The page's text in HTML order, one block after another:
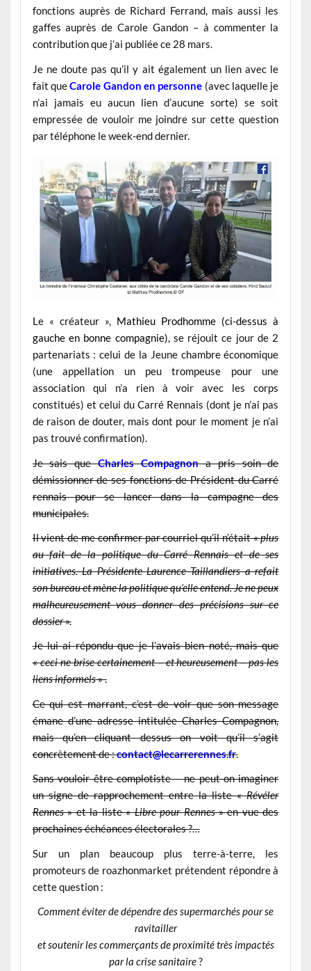
fonctions auprès de Richard Ferrand, mais aussi les
gaffes auprès de Carole Gandon – à commenter la
contribution que j’ai publiée ce 28 mars.
Je ne doute pas qu’il y ait également un lien avec le
fait queCarole Gandon en personne (avec laquelle je
n’ai jamais eu aucun lien d’aucune sorte) se soit
empressée de vouloir me joindre sur cette question
par téléphone le week-end dernier.
Le « créateur »,Mathieu Prodhomme (ci-dessus à
gauche en bonne compagnie), se réjouit ce jour de 2
partenariats : celui de la Jeune chambre économique
(une appellation un peu trompeuse pour une
association qui n’a rien à voir avec les corps
constitués) et celui du Carré Rennais (dont je n’ai pas
de raison de douter, mais dont pour le moment je n’ai
pas trouvé confirmation).
Je sais queCharles Compagnona pris soin de
démissionner de ses fonctions de Président du Carré
rennais pour se lancer dans la campagne des
municipales.
Il vient de me confirmer par courriel qu’il n’était «plus
au fait de la politique du Carré Rennais et de ses
initiatives. La Présidente Laurence Taillandiers a refait
son bureau et mène la politique qu’elle entend. Je ne peux
malheureusement vous donner des précisions sur ce
dossier».
Je lui ai répondu que je l’avais bien noté, mais que
«ceci ne brise certainement – et heureusement – pas les
liens informels» .
Ce qui est marrant, c’est de voir que son message
émane d’une adresse intitulée Charles Compagnon,
mais qu’en cliquant dessus on voit qu’il s’agit
concrètement de :contact@lecarrerennes.fr.
Sans vouloir être complotiste – ne peut-on imaginer
un signe de rapprochement entre la liste «Révéler
Rennes» et la liste «Libre pour Rennes» en vue des
prochaines échéances électorales ?…
Sur un plan beaucoup plus terre-à-terre, les
promoteurs de roazhonmarket prétendent répondre à
cette question :
Comment éviter de dépendre des supermarchés pour se
ravitailler
et soutenir les commerçants de proximité très impactés
par la crise sanitaire?